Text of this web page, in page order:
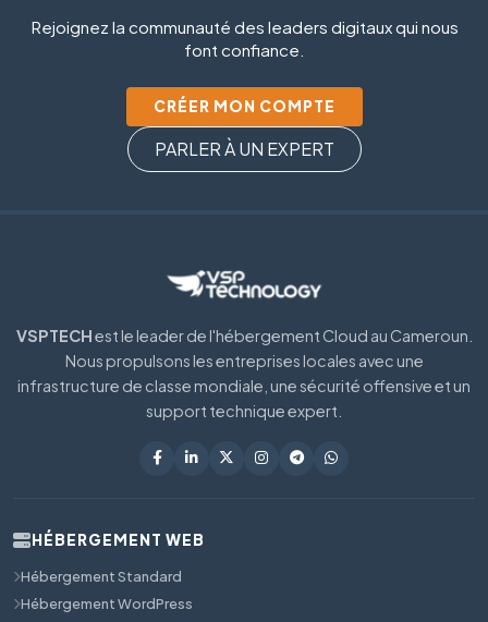
Rejoignez la communauté des leaders digitaux qui nous
font confiance.
CRÉER MON COMPTE
PARLER À UN EXPERT
VSPTECHest le leader de l'hébergement Cloud au Cameroun.
Nous propulsons les entreprises locales avec une
infrastructure de classe mondiale, une sécurité offensive et un
support technique expert.
HÉBERGEMENT WEB
Hébergement Standard
Hébergement WordPress